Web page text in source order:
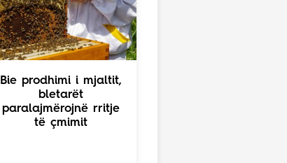
Bie prodhimi i mjaltit,
bletarët
paralajmërojnë rritje
të çmimit